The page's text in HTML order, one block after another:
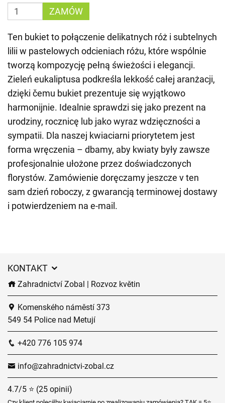
ZAMÓW
Ten bukiet to połączenie delikatnych róż i subtelnych
lilii w pastelowych odcieniach różu, które wspólnie
tworzą kompozycję pełną świeżości i elegancji.
Zieleń eukaliptusa podkreśla lekkość całej aranżacji,
dzięki čemu bukiet prezentuje się wyjątkowo
harmonijnie. Idealnie sprawdzi się jako prezent na
urodziny, rocznicę lub jako wyraz wdzięczności a
sympatii. Dla naszej kwiaciarni priorytetem jest
forma wręczenia – dbamy, aby kwiaty były zawsze
profesjonalnie ułożone przez doświadczonych
florystów. Zamówienie doręczamy jeszcze v ten
sam dzień roboczy, z gwarancją terminowej dostawy
i potwierdzeniem na e-mail.
KONTAKT
Zahradnictví Zobal | Rozvoz květin
Komenského náměstí 373
549 54 Police nad Metují
+420 776 105 974
info@zahradnictvi-zobal.cz
4.7/5 ⭐ (25 opinii)